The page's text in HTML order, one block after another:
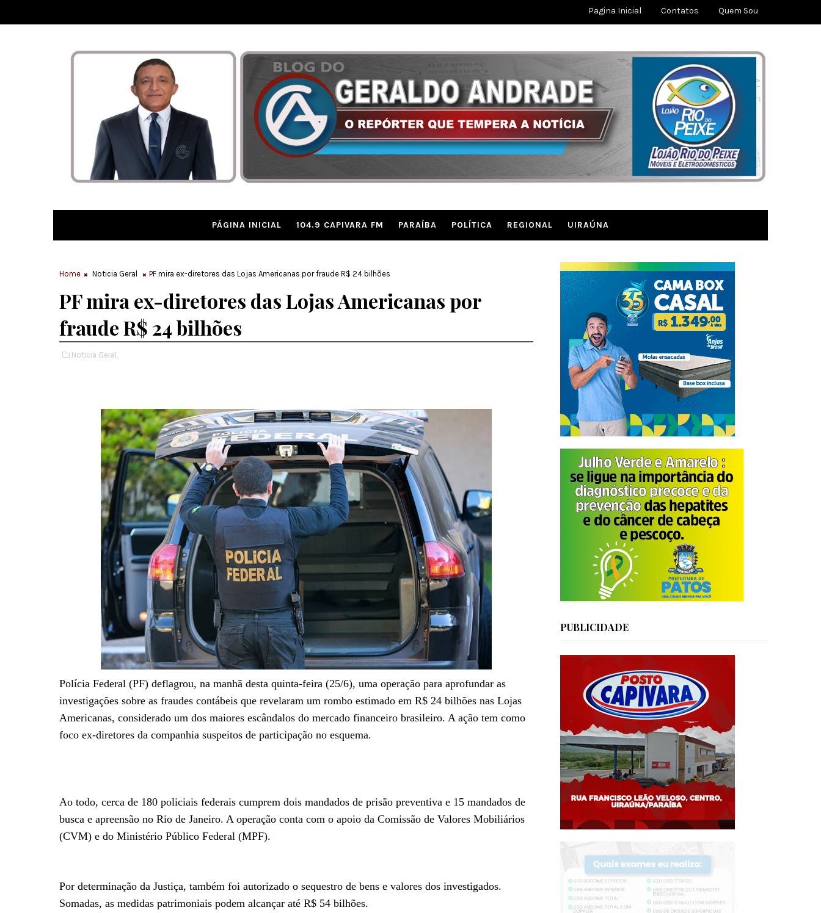
Pagina Inicial Contatos Quem Sou
PÁGINA INICIAL 104.9 CAPIVARA FM PARAÍBA POLÍTICA REGIONAL UIRAÚNA
Home Noticia Geral PF mira ex-diretores das Lojas Americanas por fraude R$ 24 bilhões
PF mira ex-diretores das Lojas Americanas por
fraude R$ 24 bilhões
Noticia Geral,
Polícia Federal (PF) deflagrou, na manhã desta quinta-feira (25/6), uma operação para aprofundar as
investigações sobre as fraudes contábeis que revelaram um rombo estimado em R$ 24 bilhões nas Lojas
Americanas, considerado um dos maiores escândalos do mercado financeiro brasileiro. A ação tem como
foco ex-diretores da companhia suspeitos de participação no esquema.
Ao todo, cerca de 180 policiais federais cumprem dois mandados de prisão preventiva e 15 mandados de
busca e apreensão no Rio de Janeiro. A operação conta com o apoio da Comissão de Valores Mobiliários
(CVM) e do Ministério Público Federal (MPF).
Por determinação da Justiça, também foi autorizado o sequestro de bens e valores dos investigados.
Somadas, as medidas patrimoniais podem alcançar até R$ 54 bilhões.
PUBLICIDADE